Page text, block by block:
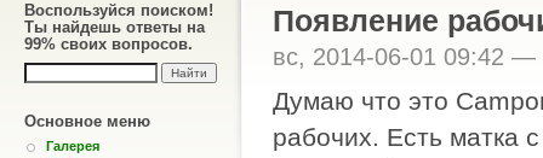
Воспользуйся поиском!
Ты найдешь ответы на
99% своих вопросов.
Основное меню
Галерея
Появление
вс, 2014-06-01 09:42 —
Думаю что это
рабочих. Есть матка